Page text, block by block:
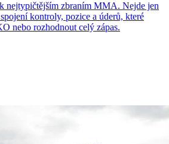
nejtypičtějším zbraním MMA. Nejde jen
kontroly, pozice a úderů, které
nebo rozhodnout celý zápas.